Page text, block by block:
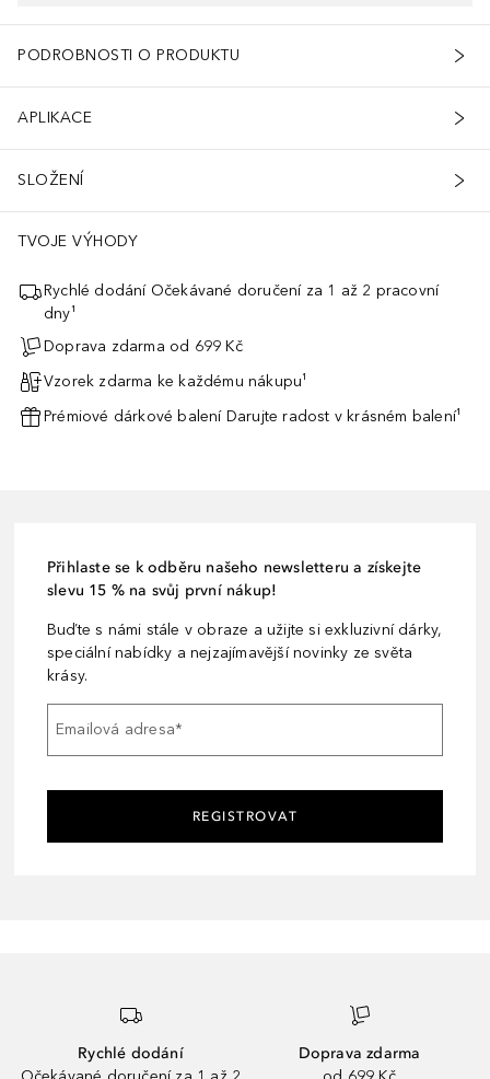
PODROBNOSTI O PRODUKTU
APLIKACE
SLOŽENÍ
TVOJE VÝHODY
Rychlé dodání Očekávané doručení za 1 až 2 pracovní
dny¹
Doprava zdarma od 699 Kč
Vzorek zdarma ke každému nákupu¹
Prémiové dárkové balení Darujte radost v krásném balení¹
Přihlaste se k odběru našeho newsletteru a získejte
slevu 15 % na svůj první nákup!
Buďte s námi stále v obraze a užijte si exkluzivní dárky,
speciální nabídky a nejzajímavější novinky ze světa
krásy.
Emailová adresa*
REGISTROVAT
Rychlé dodání
Doprava zdarma